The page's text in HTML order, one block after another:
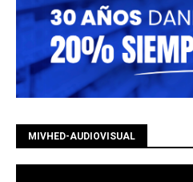
MIVHED-AUDIOVISUAL